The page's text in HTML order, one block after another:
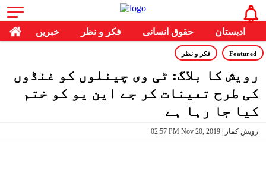
خبریں فکر و نظر حقوق انسانی ادبستان
Featured فکر و نظر
رویش کا بلاگ: ٹی وی چینلوں کو غنڈوں
کی طرح تعینات کر جے این یو کو ختم
کیا جا رہا ہے
02:57 PM Nov 20, 2019 | رویش کمار